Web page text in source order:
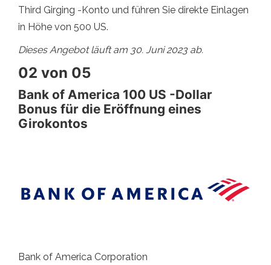
Third Girging -Konto und führen Sie direkte Einlagen
in Höhe von 500 US.
Dieses Angebot läuft am 30. Juni 2023 ab.
02 von 05
Bank of America 100 US -Dollar
Bonus für die Eröffnung eines
Girokontos
Bank of America Corporation